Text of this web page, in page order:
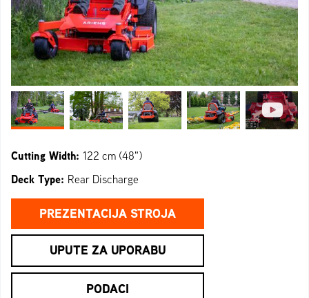
PREZENTACIJA STROJA
UPUTE ZA UPORABU
PODACI
Cutting Width: 122 cm (48")
Deck Type: Rear Discharge